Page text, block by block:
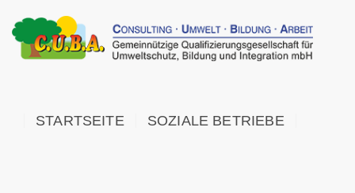
STARTSEITE SOZIALE BETRIEBE